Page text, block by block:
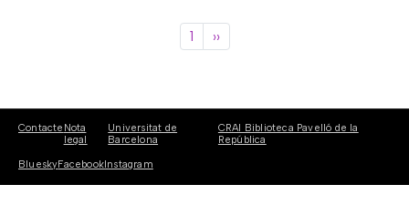
1 Pàgina següent
››
Contacte Nota
legal
Universitat de
Barcelona
CRAI Biblioteca Pavelló de la
República
BlueskyFacebookInstagram